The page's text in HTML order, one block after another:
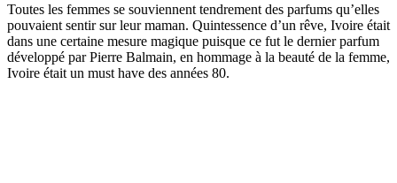
Toutes les femmes se souviennent tendrement des parfums qu’elles
pouvaient sentir sur leur maman. Quintessence d’un rêve, Ivoire était
dans une certaine mesure magique puisque ce fut le dernier parfum
développé par Pierre Balmain, en hommage à la beauté de la femme,
Ivoire était un must have des années 80.